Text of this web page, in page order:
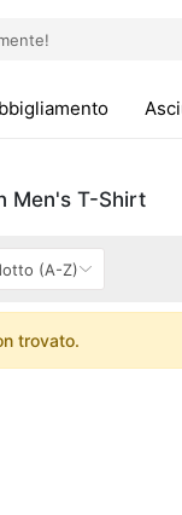
Men's T-Shirt
trovato.